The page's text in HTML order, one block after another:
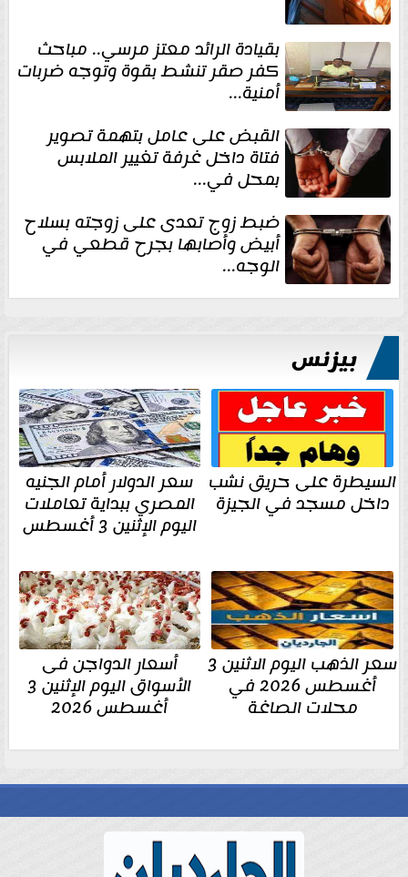
بقيادة الرائد معتز مرسي.. مباحث
كفر صقر تنشط بقوة وتوجه ضربات
أمنية...
القبض على عامل بتهمة تصوير
فتاة داخل غرفة تغيير الملابس
بمحل في...
ضبط زوج تعدى على زوجته بسلاح
أبيض وأصابها بجرح قطعي في
الوجه...
بيزنس
السيطرة على حريق نشب
داخل مسجد في الجيزة
سعر الدولار أمام الجنيه
المصري ببداية تعاملات
اليوم الإثنين 3 أغسطس
سعر الذهب اليوم الاثنين 3
أغسطس 2026 في
محلات الصاغة
أسعار الدواجن فى
الأسواق اليوم الإثنين 3
أغسطس 2026